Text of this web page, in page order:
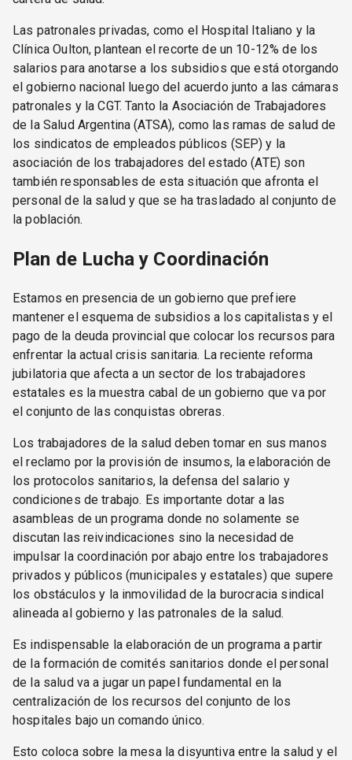
Las patronales privadas, como el Hospital Italiano y la
Clínica Oulton, plantean el recorte de un 10-12% de los
salarios para anotarse a los subsidios que está otorgando
el gobierno nacional luego del acuerdo junto a las cámaras
patronales y la CGT. Tanto la Asociación de Trabajadores
de la Salud Argentina (ATSA), como las ramas de salud de
los sindicatos de empleados públicos (SEP) y la
asociación de los trabajadores del estado (ATE) son
también responsables de esta situación que afronta el
personal de la salud y que se ha trasladado al conjunto de
la población.
Plan de Lucha y Coordinación
Estamos en presencia de un gobierno que prefiere
mantener el esquema de subsidios a los capitalistas y el
pago de la deuda provincial que colocar los recursos para
enfrentar la actual crisis sanitaria. La reciente reforma
jubilatoria que afecta a un sector de los trabajadores
estatales es la muestra cabal de un gobierno que va por
el conjunto de las conquistas obreras.
Los trabajadores de la salud deben tomar en sus manos
el reclamo por la provisión de insumos, la elaboración de
los protocolos sanitarios, la defensa del salario y
condiciones de trabajo. Es importante dotar a las
asambleas de un programa donde no solamente se
discutan las reivindicaciones sino la necesidad de
impulsar la coordinación por abajo entre los trabajadores
privados y públicos (municipales y estatales) que supere
los obstáculos y la inmovilidad de la burocracia sindical
alineada al gobierno y las patronales de la salud.
Es indispensable la elaboración de un programa a partir
de la formación de comités sanitarios donde el personal
de la salud va a jugar un papel fundamental en la
centralización de los recursos del conjunto de los
hospitales bajo un comando único.
Esto coloca sobre la mesa la disyuntiva entre la salud y el